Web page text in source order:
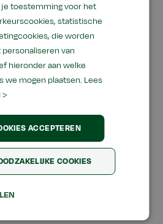
op dierniveau en
en
aantal concrete
behandeld. Ook worden
die perspectief
- al dan niet
te verlagen.
technieken
orde, maar ook nieuwe
besproken aan de hand van
toestemming voor het
statistische
die worden
van
hieronder aan welke
we mogen plaatsen. Lees
>
ACCEPTEREN
COOKIES